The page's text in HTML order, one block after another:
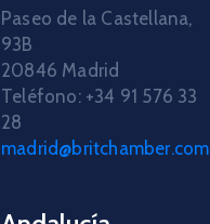
Paseo de la Castellana,
93B
20846 Madrid
Teléfono: +34 91 576 33
28
madrid@britchamber.com